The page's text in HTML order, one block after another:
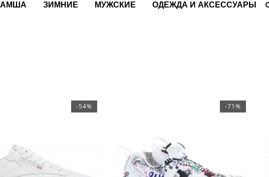
ЗИМНИЕ МУЖСКИЕ ОДЕЖДА И АКСЕССУАРЫ
-54% -71%